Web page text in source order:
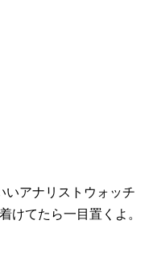
いアナリストウォッチ
けてたら一目置くよ。